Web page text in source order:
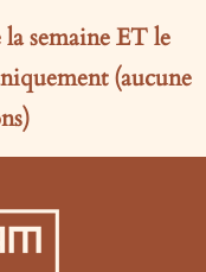
semaineETle
(aucune